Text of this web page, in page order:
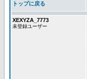
トップに戻る
XEXYZA_7773
未登録ユーザー